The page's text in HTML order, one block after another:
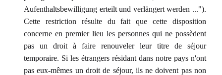
Aufenthaltsbewilligung erteilt und verlängert werden ...").
Cette restriction résulte du fait que cette disposition
concerne en premier lieu les personnes qui ne possèdent
pas un droit à faire renouveler leur titre de séjour
temporaire. Si les étrangers résidant dans notre pays n'ont
pas eux-mêmes un droit de séjour, ils ne doivent pas non